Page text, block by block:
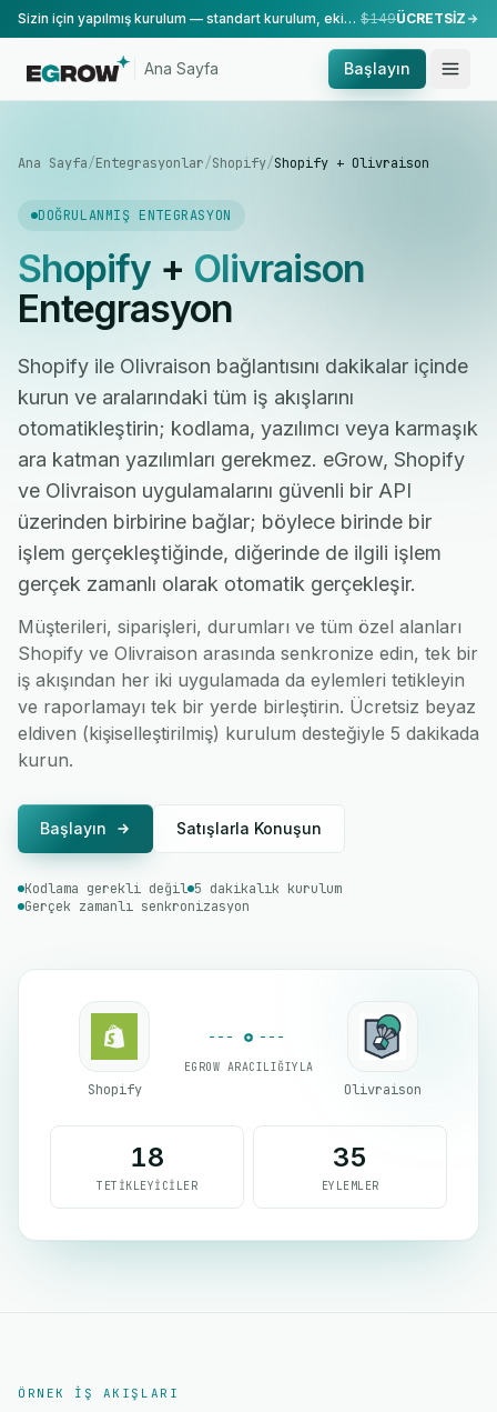
Sizin için yapılmış kurulum — standart kurulum, ekibimiz tarafından yapılır. $149ÜCRETSİZ
Ana Sayfa Başlayın
Ana Sayfa/Entegrasyonlar/Shopify/Shopify + Olivraison
DOĞRULANMIŞ ENTEGRASYON
Shopify+ Olivraison
Entegrasyon
Shopify ile Olivraison bağlantısını dakikalar içinde
kurun ve aralarındaki tüm iş akışlarını
otomatikleştirin; kodlama, yazılımcı veya karmaşık
ara katman yazılımları gerekmez. eGrow, Shopify
ve Olivraison uygulamalarını güvenli bir API
üzerinden birbirine bağlar; böylece birinde bir
işlem gerçekleştiğinde, diğerinde de ilgili işlem
gerçek zamanlı olarak otomatik gerçekleşir.
Müşterileri, siparişleri, durumları ve tüm özel alanları
Shopify ve Olivraison arasında senkronize edin, tek bir
iş akışından her iki uygulamada da eylemleri tetikleyin
ve raporlamayı tek bir yerde birleştirin. Ücretsiz beyaz
eldiven (kişiselleştirilmiş) kurulum desteğiyle 5 dakikada
kurun.
Başlayın Satışlarla Konuşun
Kodlama gerekli değil 5 dakikalık kurulum
Gerçek zamanlı senkronizasyon
Shopify
EGROW ARACILIĞIYLA
Olivraison
18
TETIKLEYICILER
35
EYLEMLER
ÖRNEK IŞ AKIŞLARI